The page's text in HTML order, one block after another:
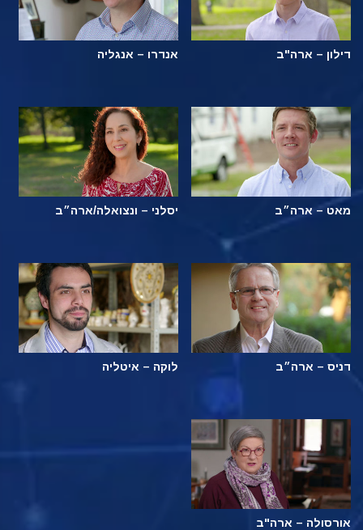
דילון – ארה"ב אנדרו – אנגליה
מאט – ארה״ב יסלני – ונצואלה/ארה״ב
דניס – ארה״ב לוקה – איטליה
אורסולה – ארה"ב